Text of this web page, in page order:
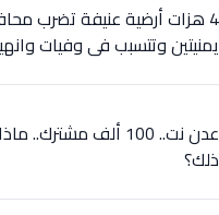
4 هزات أرضية عنيفة تضرب
يمنيتين وتتسبب في وفيات
عدن نت.. 100 ألف مشترك..
ذلك؟